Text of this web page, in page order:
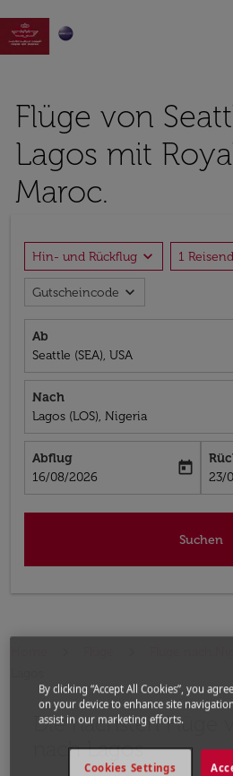

Flüge von
Lagos mit
Maroc.
Hin- und Rückflug expand_more 1
Gutscheincode expand_more
Ab
Seattle (SEA), USA
Nach
Lagos (LOS), Nigeria
Abflug
fc-booking-departure-date-aria-
16/08/2026
today
fc-
23/
Suchen
Die nächsten Flüge
nach Lagos
Bitte ändern Sie Ihre
By clicking “Accept All Cookies”, you
on your device to enhance site
assist in our marketing efforts.
Cookies Settings